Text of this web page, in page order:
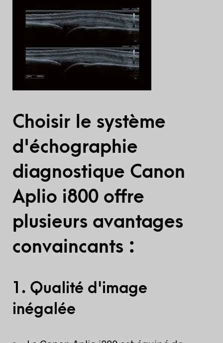
Choisir le système
d'échographie
diagnostique Canon
Aplio i800 offre
plusieurs avantages
convaincants :
1. Qualité d'image
inégalée